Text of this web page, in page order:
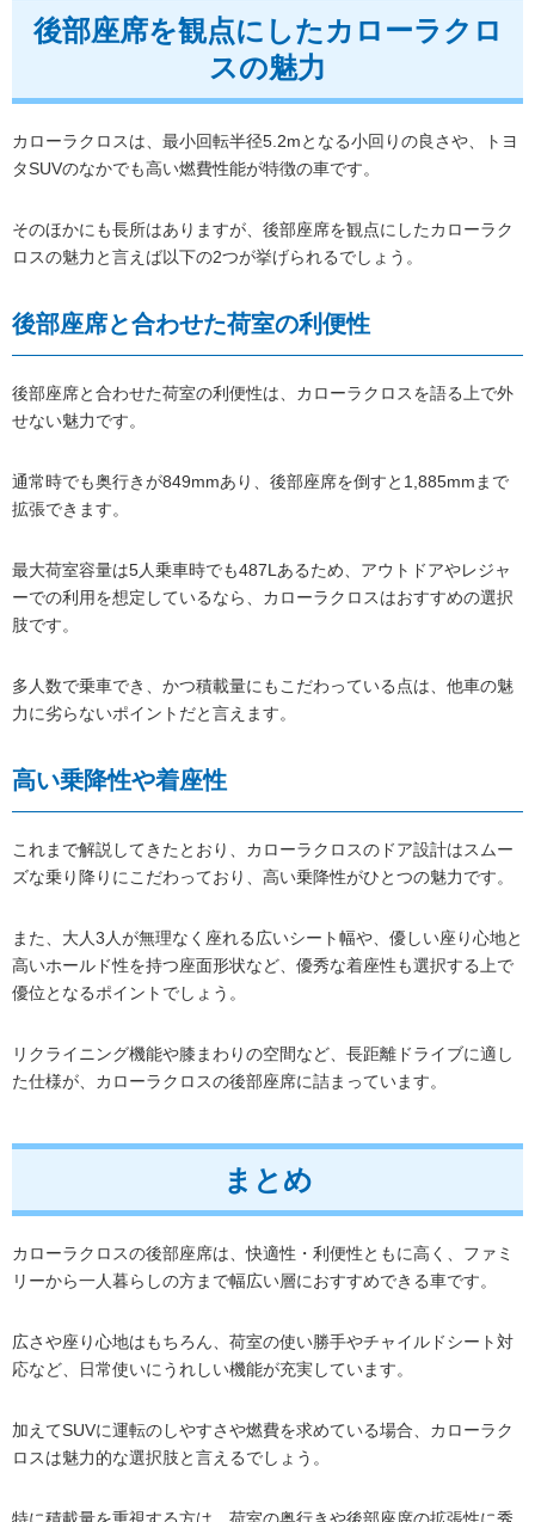
後部座席を観点にしたカローラクロ
スの魅力
カローラクロスは、最小回転半径5.2mとなる小回りの良さや、トヨ
タSUVのなかでも高い燃費性能が特徴の車です。
そのほかにも長所はありますが、後部座席を観点にしたカローラク
ロスの魅力と言えば以下の2つが挙げられるでしょう。
後部座席と合わせた荷室の利便性
後部座席と合わせた荷室の利便性は、カローラクロスを語る上で外
せない魅力です。
通常時でも奥行きが849mmあり、後部座席を倒すと1,885mmまで
拡張できます。
最大荷室容量は5人乗車時でも487Lあるため、アウトドアやレジャ
ーでの利用を想定しているなら、カローラクロスはおすすめの選択
肢です。
多人数で乗車でき、かつ積載量にもこだわっている点は、他車の魅
力に劣らないポイントだと言えます。
高い乗降性や着座性
これまで解説してきたとおり、カローラクロスのドア設計はスムー
ズな乗り降りにこだわっており、高い乗降性がひとつの魅力です。
また、大人3人が無理なく座れる広いシート幅や、優しい座り心地と
高いホールド性を持つ座面形状など、優秀な着座性も選択する上で
優位となるポイントでしょう。
リクライニング機能や膝まわりの空間など、長距離ドライブに適し
た仕様が、カローラクロスの後部座席に詰まっています。
まとめ
カローラクロスの後部座席は、快適性・利便性ともに高く、ファミ
リーから一人暮らしの方まで幅広い層におすすめできる車です。
広さや座り心地はもちろん、荷室の使い勝手やチャイルドシート対
応など、日常使いにうれしい機能が充実しています。
加えてSUVに運転のしやすさや燃費を求めている場合、カローラク
ロスは魅力的な選択肢と言えるでしょう。
特に積載量を重視する方は、荷室の奥行きや後部座席の拡張性に秀